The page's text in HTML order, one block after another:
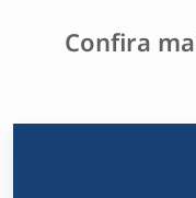
Confira